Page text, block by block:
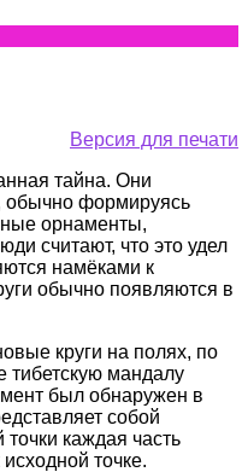
Версия для печати
тайна. Они
обычно формируясь
орнаменты,
считают, что это удел
намёками к
обычно появляются в
круги на полях, по
тибетскую мандалу
был обнаружен в
собой
каждая часть
точке.